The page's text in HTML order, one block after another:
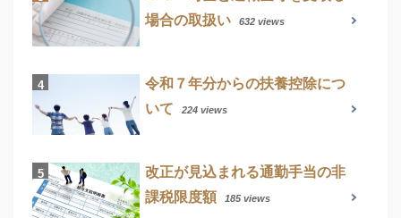
場合の取扱い
632 views
令和７年分からの扶養控除につ
いて
224 views
改正が見込まれる通勤手当の非
課税限度額
185 views